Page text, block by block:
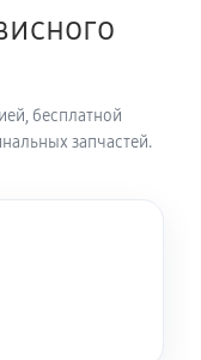
бесплатной
запчастей.